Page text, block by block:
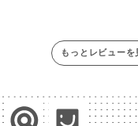
もっとレビューを